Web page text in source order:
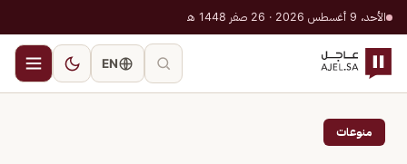
الأحد، 9 أغسطس 2026 · 26 صفر 1448 هـ
EN
منوعات